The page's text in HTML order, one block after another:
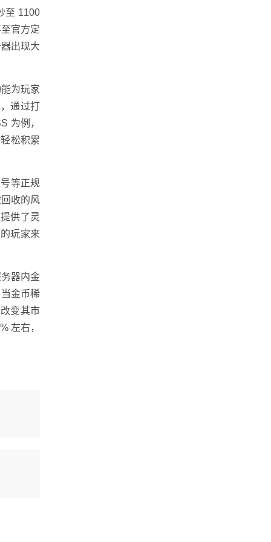
至 1100
官方定
出现大
为玩家
通过打
为例，
松积累
等正规
收的风
供了灵
玩家来
器内金
金币稀
变其市
左右，